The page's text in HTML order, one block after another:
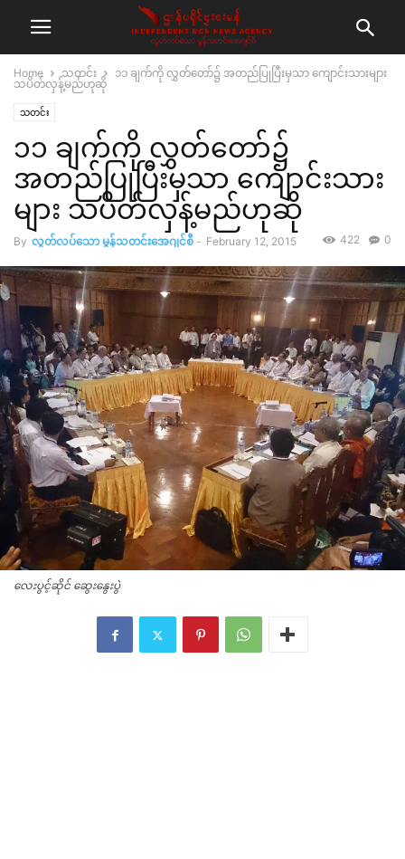
Home သတင်း
၁၁ ချက်ကို လွှတ်တော်၌ အတည်ပြုပြီးမှသာ ကျောင်းသားများ
သပိတ်လှန့်မည်ဟုဆို
သတင်း
၁၁ ချက်ကို လွှတ်တော်၌
အတည်ပြုပြီးမှသာ ကျောင်းသား
များ သပိတ်လှန့်မည်ဟုဆို
By လွတ်လပ်သော မွန်သတင်းအေဂျင်စီ - February 12, 2015 0
422
လေးပွင့်ဆိုင် ဆွေးနွေးပွဲ